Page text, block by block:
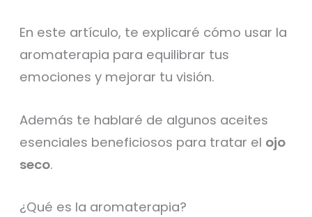
En este artículo, te explicaré cómo usar la
aromaterapia para equilibrar tus
emociones y mejorar tu visión.
Además te hablaré de algunos aceites
esenciales beneficiosos para tratar el ojo
seco.
¿Qué es la aromaterapia?